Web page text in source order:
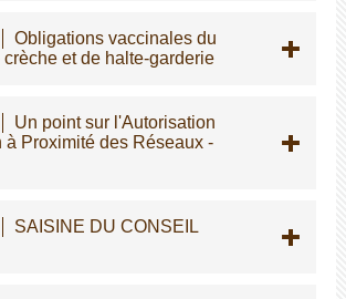
Obligations vaccinales du
et de halte-garderie
Un point sur l'Autorisation
à Proximité des Réseaux -
SAISINE DU CONSEIL